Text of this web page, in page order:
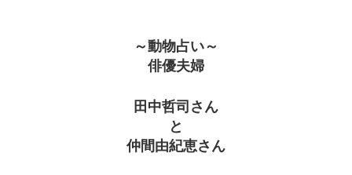
～動物占い～
俳優夫婦
田中哲司さん
と
仲間由紀恵さん